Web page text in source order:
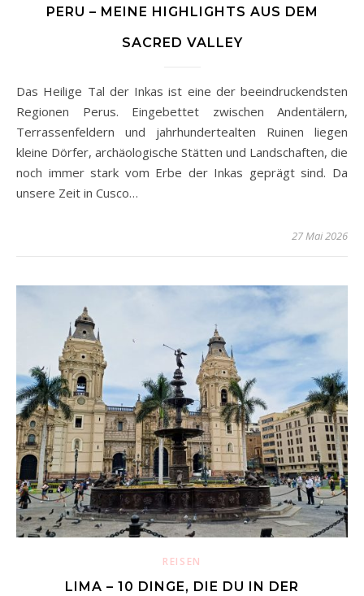
PERU – MEINE HIGHLIGHTS AUS DEM
SACRED VALLEY
Das Heilige Tal der Inkas ist eine der beeindruckendsten
Regionen Perus. Eingebettet zwischen Andentälern,
Terrassenfeldern und jahrhundertealten Ruinen liegen
kleine Dörfer, archäologische Stätten und Landschaften, die
noch immer stark vom Erbe der Inkas geprägt sind. Da
unsere Zeit in Cusco…
27 Mai 2026
REISEN
LIMA – 10 DINGE, DIE DU IN DER